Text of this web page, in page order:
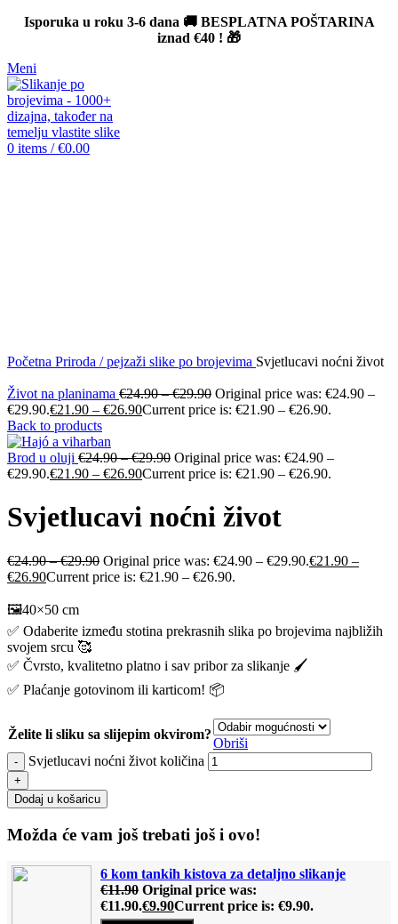
Isporuka u roku 3-6 dana 🚚 BESPLATNA POŠTARINA
iznad €40 ! 🎁
Meni
0 items / €0.00
Početna Priroda / pejzaži slike po brojevima Svjetlucavi noćni život
Život na planinama €24.90–€29.90 Original price was: €24.90 –
€29.90.€21.90 – €26.90Current price is: €21.90 – €26.90.
Back to products
Brod u oluji €24.90–€29.90 Original price was: €24.90 –
€29.90.€21.90 – €26.90Current price is: €21.90 – €26.90.
Svjetlucavi noćni život
€24.90–€29.90 Original price was: €24.90 – €29.90.€21.90 –
€26.90Current price is: €21.90 – €26.90.
🖼️40×50 cm
✅ Odaberite između stotina prekrasnih slika po brojevima najbližih
svojem srcu 🥰
✅ Čvrsto, kvalitetno platno i sav pribor za slikanje 🖌️
✅ Plaćanje gotovinom ili karticom! 📦
Želite li sliku sa slijepim okvirom?
Obriši
Svjetlucavi noćni život količina
Dodaj u košaricu
Možda će vam još trebati još i ovo!
6 kom tankih kistova za detaljno slikanje
€11.90 Original price was:
€11.90.€9.90Current price is: €9.90.